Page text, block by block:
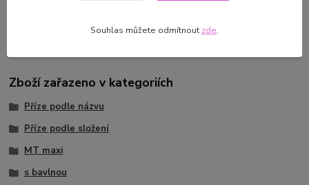
Zboží zařazeno v kategoriích
Příze podle názvu
Příze podle složení
MT maxi
s bavlnou
Souhlas můžete odmítnout zde.